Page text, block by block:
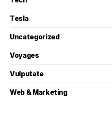
Tesla
Uncategorized
Voyages
Vulputate
Web & Marketing